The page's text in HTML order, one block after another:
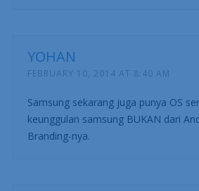
YOHAN
FEBRUARY 10, 2014 AT 8:40 AM
Samsung sekarang juga punya OS
keunggulan samsung BUKAN dari
Branding-nya.